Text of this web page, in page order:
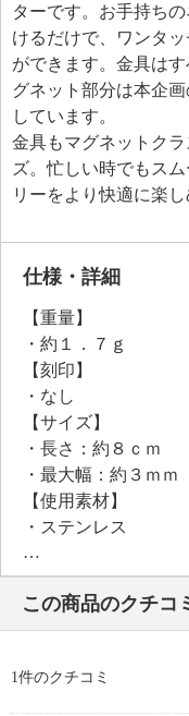
ターです。お手持ち
けるだけで、ワンタ
ができます。金具は
グネット部分は本企
しています。
金具もマグネットク
ズ。忙しい時でもス
リーをより快適に楽し
仕様・詳細
【重量】
・約１．７ｇ
【刻印】
・なし
【サイズ】
・長さ：約８ｃｍ
・最大幅：約３ｍｍ
【使用素材】
・ステンレス
【メッキ素材】
・材質：ゴールドコ
【同梱物（取扱説明
・ブランドカード
＜マグネットを使用
・ペースメーカーな
この商品のクチコ
1件のクチコミ